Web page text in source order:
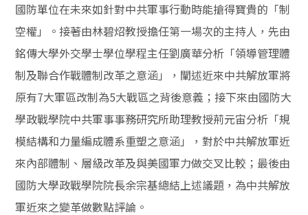
國防單位在未來如針對中共軍事行動時能搶得寶貴的「制
空權」。接著由林碧炤教授擔任第一場次的主持人，先由
銘傳大學外交學士學位學程主任劉廣華分析「領導管理體
制及聯合作戰體制改革之意涵」，闡述近來中共解放軍將
原有7大軍區改制為5大戰區之背後意義；接下來由國防大
學政戰學院中共軍事事務研究所助理教授荊元宙分析「規
模結構和力量編成體系重塑之意涵」，對於中共解放軍近
來內部體制、層級改革及與美國軍力做交叉比較；最後由
國防大學政戰學院院長余宗基總結上述議題，為中共解放
軍近來之變革做數點評論。